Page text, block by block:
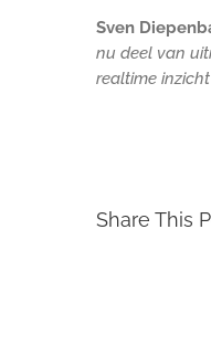
Sven
nu deel van
realtime
Share This